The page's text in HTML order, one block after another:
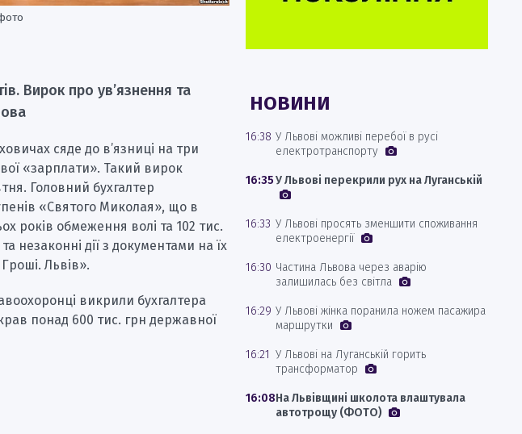
Вирок про ув’язнення та
сяде до в’язниці на три
«зарплати». Такий вирок
Головний бухгалтер
«Святого Миколая», що в
років обмеження волі та 102 тис.
дії з документами на їх
Львів».
викрили бухгалтера
понад 600 тис. грн державної
НОВИНИ
16:38 У Львові можливі перебої в русі
електротранспорту
16:35У Львові перекрили рух на Луганській
16:33 У Львові просять зменшити споживання
електроенергії
16:30 Частина Львова через аварію
залишилась без світла
16:29 У Львові жінка поранила ножем пасажира
маршрутки
16:21 У Львові на Луганській горить
трансформатор
16:08На Львівщині школота влаштувала
автотрощу (ФОТО)